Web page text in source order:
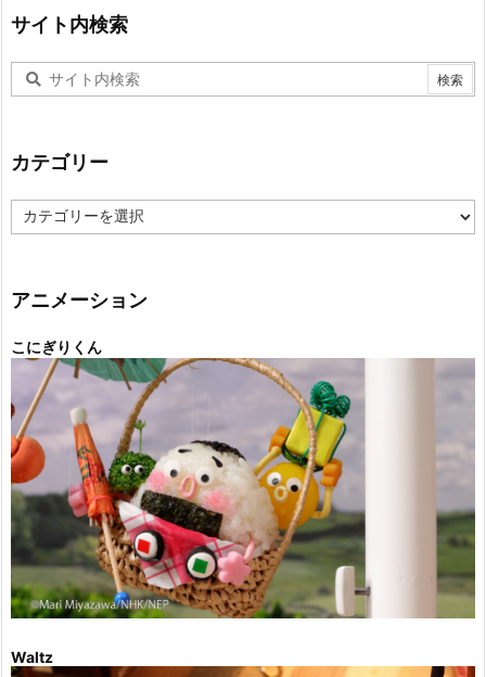
サイト内検索
カテゴリー
テ
ー
アニメーション
こにぎりくん
Waltz